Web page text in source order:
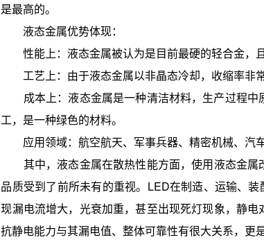
是最高的。
液态金属优势体现：
性能上：液态金属被认为是目前最硬的轻合金，
工艺上：由于液态金属以非晶态冷却，收缩率非
成本上：液态金属是一种清洁材料，生产过程中
工，是一种绿色的材料。
应用领域：航空航天、军事兵器、精密机械、汽
其中，液态金属在散热性能方面，使用液态金属
品质受到了前所未有的重视。LED在制造、运输、
现漏电流增大，光衰加重，甚至出现死灯现象，静
抗静电能力与其漏电值、整体可靠性有很大关系，更